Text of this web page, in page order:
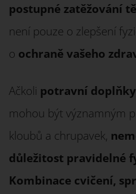
postupné zatěžování
není pouze o zlepšení
o ochraně vašeho
Ačkoli potravní
mohou být významným
kloubů a chrupavek,
důležitost pravidelné
Kombinace cvičení,